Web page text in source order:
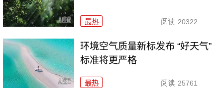
最热 阅读 20322
环境空气质量新标发布 “好天气”
标准将更严格
最热 阅读 25761